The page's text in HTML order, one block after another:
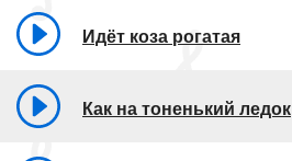
Идёт коза рогатая
Как на тоненький ледок